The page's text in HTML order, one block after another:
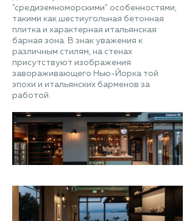
"средиземноморскими" особенностями,
такими как шестиугольная бетонная
плитка и характерная итальянская
барная зона. В знак уважения к
различным стилям, на стенах
присутствуют изображения
завораживающего Нью-Йорка той
эпохи и итальянских барменов за
работой.